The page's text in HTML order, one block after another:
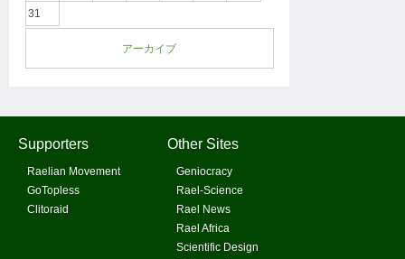
31
アーカイブ
Supporters
Raelian Movement
GoTopless
Clitoraid
Other Sites
Geniocracy
Rael-Science
Rael News
Rael Africa
Scientific Design